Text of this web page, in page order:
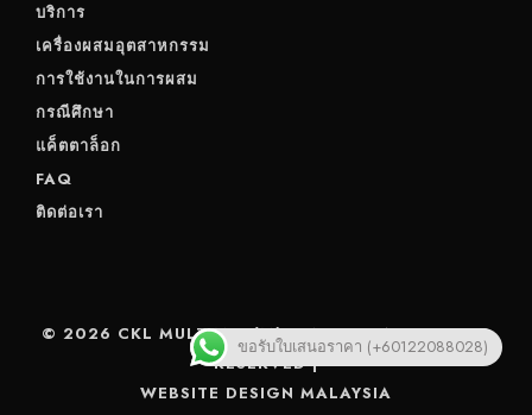
บริการ
เครื่องผสมอุตสาหกรรม
การใช้งานในการผสม
กรณีศึกษา
แค็ตตาล็อก
FAQ
ติดต่อเรา
© 2026 CKL MULTIMIX (M) SDN BHD. ALL RIGHTS
RESERVED |
WEBSITE DESIGN MALAYSIA
ขอรับใบเสนอราคา (+60122088028)